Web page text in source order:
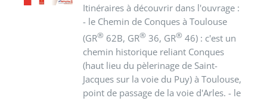
Itinéraires à découvrir dans l'ouvrage :
- le Chemin de Conques à Toulouse
(GR® 62B, GR® 36, GR® 46) : c'est un
chemin historique reliant Conques
(haut lieu du pèlerinage de Saint-
Jacques sur la voie du Puy) à Toulouse,
point de passage de la voie d'Arles. - le